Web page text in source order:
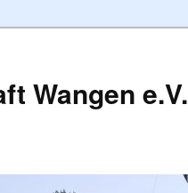
Wangen e.V.